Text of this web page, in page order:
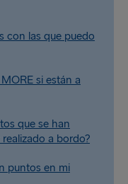
con las que puedo
si están a
que se han
a bordo?
puntos en mi